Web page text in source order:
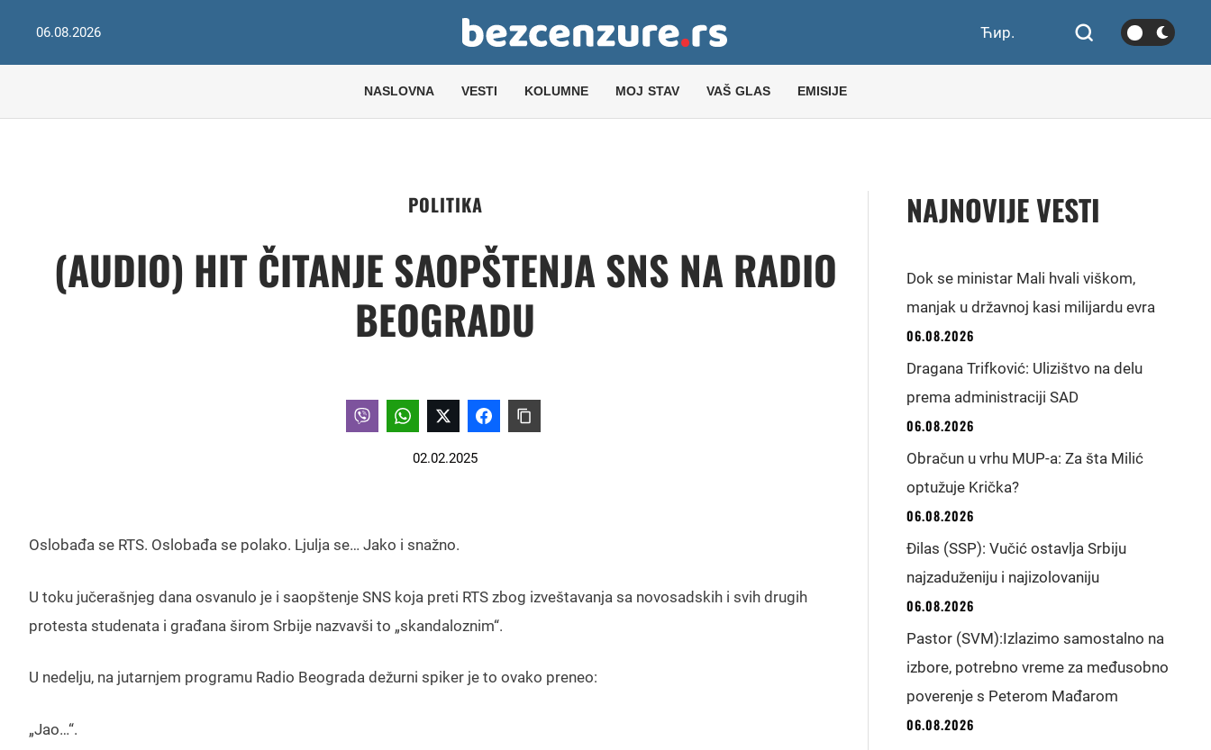
06.08.2026 Ћир.
NASLOVNA VESTI KOLUMNE MOJ STAV VAŠ GLAS EMISIJE
POLITIKA
(AUDIO) HIT ČITANJE SAOPŠTENJA SNS NA RADIO
BEOGRADU
02.02.2025
Oslobađa se RTS. Oslobađa se polako. Ljulja se… Jako i snažno.
U toku jučerašnjeg dana osvanulo je i saopštenje SNS koja preti RTS zbog izveštavanja sa novosadskih i svih drugih
protesta studenata i građana širom Srbije nazvavši to „skandaloznim“.
U nedelju, na jutarnjem programu Radio Beograda dežurni spiker je to ovako preneo:
„Jao…“.
NAJNOVIJE VESTI
Dok se ministar Mali hvali viškom,
manjak u državnoj kasi milijardu evra
06.08.2026
Dragana Trifković: Ulizištvo na delu
prema administraciji SAD
06.08.2026
Obračun u vrhu MUP-a: Za šta Milić
optužuje Krička?
06.08.2026
Đilas (SSP): Vučić ostavlja Srbiju
najzaduženiju i najizolovaniju
06.08.2026
Pastor (SVM):Izlazimo samostalno na
izbore, potrebno vreme za međusobno
poverenje s Peterom Mađarom
06.08.2026